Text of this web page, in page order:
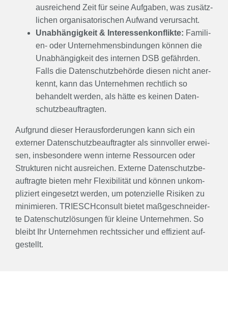
aus­rei­chend Zeit für sei­ne Auf­ga­ben, was zusätz­
li­chen orga­ni­sa­to­ri­schen Auf­wand ver­ur­sacht.
Unab­hän­gig­keit & Inter­es­sen­kon­flik­te: Fami­li­
en- oder Unter­neh­mens­bin­dun­gen kön­nen die
Unab­hän­gig­keit des inter­nen DSB gefähr­den.
Falls die Daten­schutz­be­hör­de die­sen nicht aner­
kennt, kann das Unter­neh­men recht­lich so
behan­delt wer­den, als hät­te es kei­nen Daten­
schutz­be­auf­trag­ten.
Auf­grund die­ser Her­aus­for­de­run­gen kann sich ein
exter­ner Daten­schutz­be­auf­trag­ter als sinn­vol­ler erwei­
sen, ins­be­son­de­re wenn inter­ne Res­sour­cen oder
Struk­tu­ren nicht aus­rei­chen. Exter­ne Daten­schutz­be­
auf­trag­te bie­ten mehr Fle­xi­bi­li­tät und kön­nen unkom­
pli­ziert ein­ge­setzt wer­den, um poten­zi­el­le Risi­ken zu
mini­mie­ren. TRI­ESCH­con­sult bie­tet maß­ge­schnei­der­
te Daten­schutz­lö­sun­gen für klei­ne Unter­neh­men. So
bleibt Ihr Unter­neh­men rechts­si­cher und effi­zi­ent auf­
ge­stellt.